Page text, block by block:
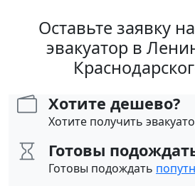
Оставьте заявку
эвакуатор в
Хотите дешево?
Хотите получить
Готовы
Готовы подождать